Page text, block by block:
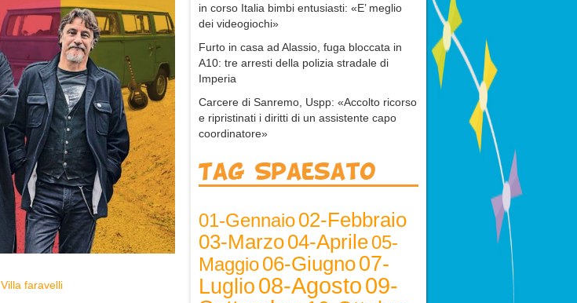
Villa faravelli
in corso Italia bimbi entusiasti: «E’ meglio
dei videogiochi»
Furto in casa ad Alassio, fuga bloccata in
A10: tre arresti della polizia stradale di
Imperia
Carcere di Sanremo, Uspp: «Accolto ricorso
e ripristinati i diritti di un assistente capo
coordinatore»
Tag Spaesato
01-Gennaio02-Febbraio
03-Marzo04-Aprile05-
Maggio06-Giugno07-
Luglio 08-Agosto09-